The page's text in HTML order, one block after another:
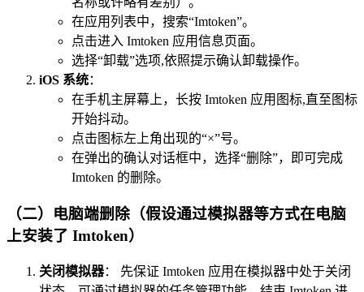
在应用列表中，搜索“Imtoken”。
点击进入 Imtoken 应用信息页面。
选择“卸载”选项,依照提示确认卸载操作。
iOS 系统：
在手机主屏幕上，长按 Imtoken 应用图标,直至图标
开始抖动。
点击图标左上角出现的“×”号。
在弹出的确认对话框中，选择“删除”，即可完成
Imtoken 的删除。
（二）电脑端删除（假设通过模拟器等方式在电脑
上安装了 Imtoken）
关闭模拟器： 先保证 Imtoken 应用在模拟器中处于关闭